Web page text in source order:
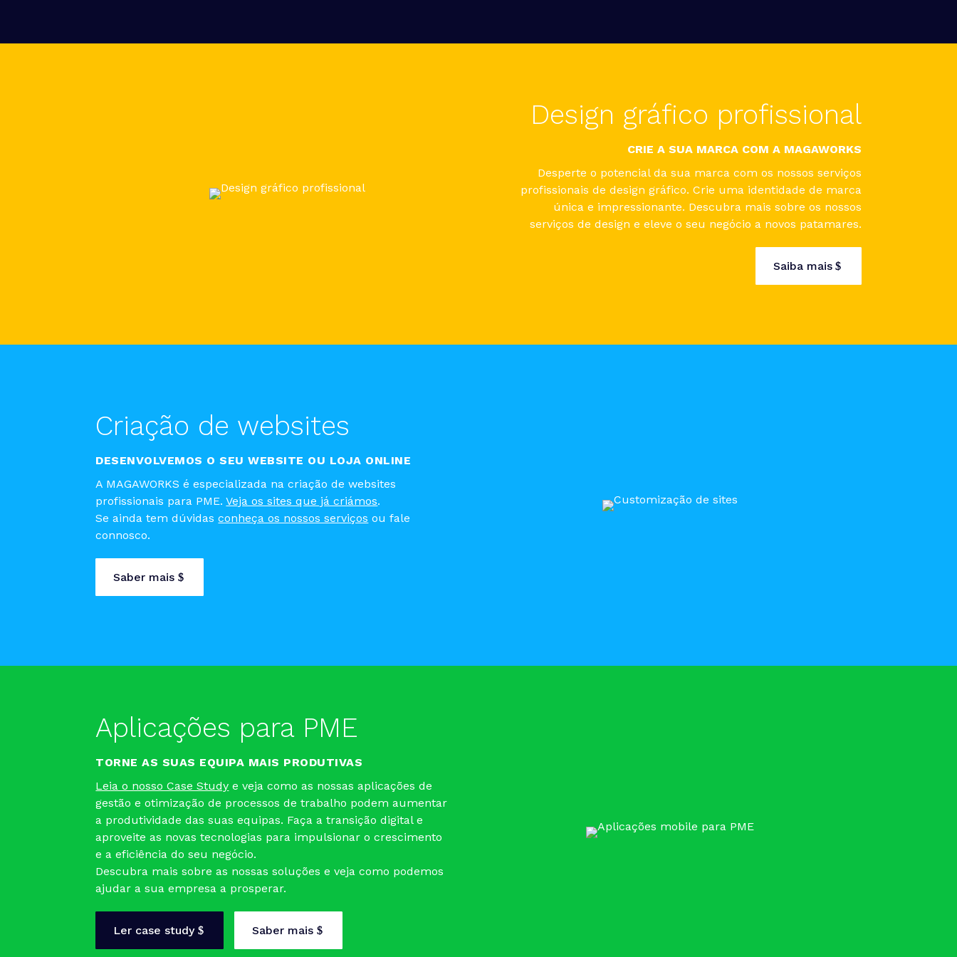
Design gráfico profissional
CRIE A SUA MARCA COM A MAGAWORKS
Desperte o potencial da sua marca com os nossos serviços
profissionais de design gráfico. Crie uma identidade de marca
única e impressionante. Descubra mais sobre os nossos
serviços de design e eleve o seu negócio a novos patamares.
Saiba mais
Criação de websites
DESENVOLVEMOS O SEU WEBSITE OU LOJA ONLINE
A MAGAWORKS é especializada na criação de websites
profissionais para PME.Veja os sites que já criámos.
Se ainda tem dúvidasconheça os nossos serviços ou fale
connosco.
Saber mais
Aplicações para PME
TORNE AS SUAS EQUIPA MAIS PRODUTIVAS
Leia o nosso Case Study e veja como as nossas aplicações de
gestão e otimização de processos de trabalho podem aumentar
a produtividade das suas equipas. Faça a transição digital e
aproveite as novas tecnologias para impulsionar o crescimento
e a eficiência do seu negócio.
Descubra mais sobre as nossas soluções e veja como podemos
ajudar a sua empresa a prosperar.
Ler case study Saber mais